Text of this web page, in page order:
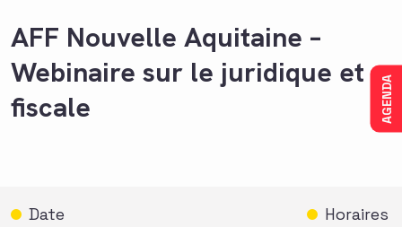
AGENDA
AFF Nouvelle Aquitaine –
Webinaire sur le juridique et
fiscale
Date Horaires